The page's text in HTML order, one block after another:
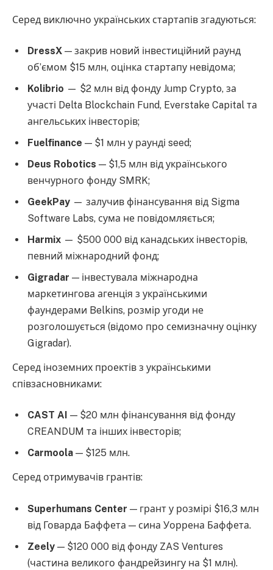
Серед виключно українських стартапів згадуються:
DressX — закрив новий інвестиційний раунд
обʼємом $15 млн, оцінка стартапу невідома;
Kolibrio — $2 млн від фонду Jump Crypto, за
участі Delta Blockchain Fund, Everstake Capital та
ангельських інвесторів;
Fuelfinance — $1 млн у раунді seed;
Deus Robotics — $1,5 млн від українського
венчурного фонду SMRK;
GeekPay — залучив фінансування від Sigma
Software Labs, сума не повідомляється;
Harmix — $500 000 від канадських інвесторів,
певний міжнародний фонд;
Gigradar — інвестувала міжнародна
маркетингова агенція з українськими
фаундерами Belkins, розмір угоди не
розголошується (відомо про семизначну оцінку
Gigradar).
Серед іноземних проектів з українськими
співзасновниками:
CAST AI — $20 млн фінансування від фонду
CREANDUM та інших інвесторів;
Carmoola — $125 млн.
Серед отримувачів грантів:
Superhumans Center — грант у розмірі $16,3 млн
від Говарда Баффета — сина Уоррена Баффета.
Zeely — $120 000 від фонду ZAS Ventures
(частина великого фандрейзингу на $1 млн).